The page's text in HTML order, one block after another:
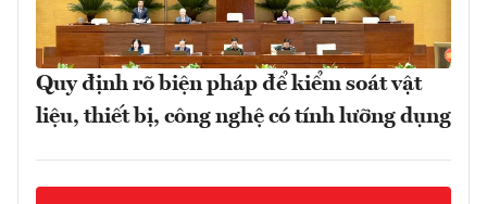
Quy định rõ biện pháp để kiểm soát vật
liệu, thiết bị, công nghệ có tính lưỡng dụng